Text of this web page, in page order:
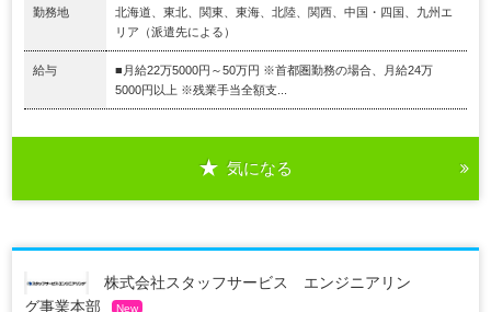
勤務地
北海道、東北、関東、東海、北陸、関西、中国・四国、九州エ
リア（派遣先による）
給与
■月給22万5000円～50万円 ※首都圏勤務の場合、月給24万
5000円以上 ※残業手当全額支...
気になる
株式会社スタッフサービス エンジニアリン
グ事業本部
New